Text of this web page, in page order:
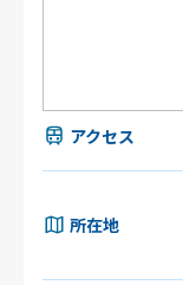
アクセス
所在地